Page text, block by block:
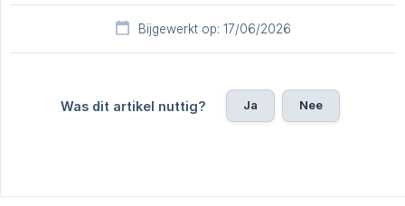
Bijgewerkt op: 17/06/2026
Was dit artikel nuttig? Ja Nee